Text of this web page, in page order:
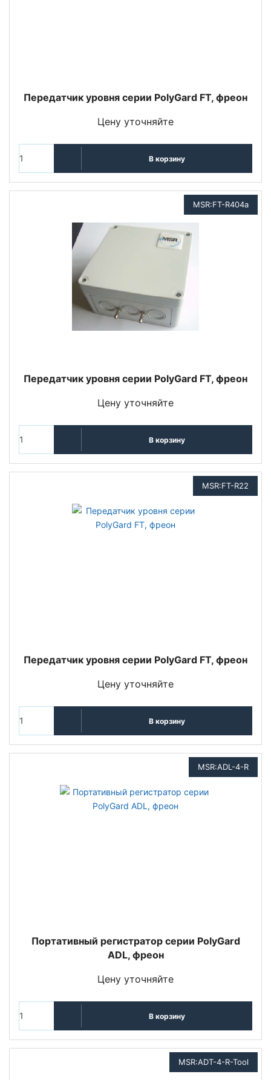
Передатчик уровня серии PolyGard FT, фреон
Цену уточняйте
В корзину
MSR:FT-R404a
Передатчик уровня серии PolyGard FT, фреон
Цену уточняйте
В корзину
MSR:FT-R22
Передатчик уровня серии PolyGard FT, фреон
Цену уточняйте
В корзину
MSR:ADL-4-R
Портативный регистратор серии PolyGard
ADL, фреон
Цену уточняйте
В корзину
MSR:ADT-4-R-Tool